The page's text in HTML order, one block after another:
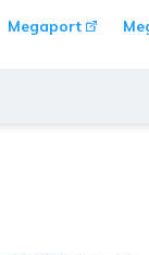
Megaport